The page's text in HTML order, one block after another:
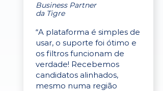
Business Partner
da Tigre
“A plataforma é simples de
usar, o suporte foi ótimo e
os filtros funcionam de
verdade! Recebemos
candidatos alinhados,
mesmo numa região